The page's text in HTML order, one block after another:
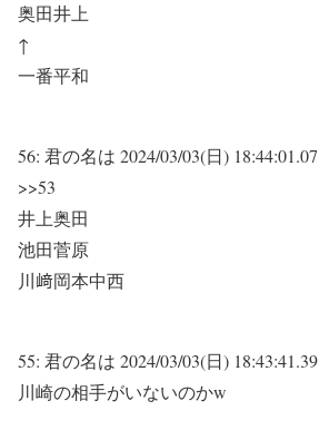
奥田井上
↑
一番平和
56: 君の名は 2024/03/03(日) 18:44:01.07
>>53
井上奥田
池田菅原
川﨑岡本中西
55: 君の名は 2024/03/03(日) 18:43:41.39
川崎の相手がいないのかw